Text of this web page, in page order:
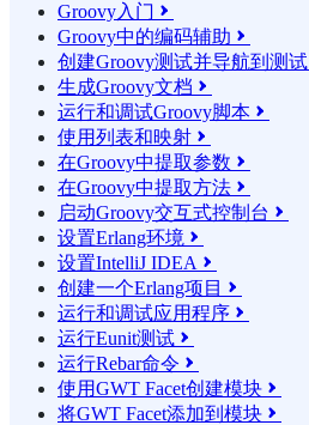
Groovy入门 
Groovy中的编码辅助 
创建Groovy测试并导航到测试
生成Groovy文档 
运行和调试Groovy脚本 
使用列表和映射 
在Groovy中提取参数 
在Groovy中提取方法 
启动Groovy交互式控制台 
设置Erlang环境 
设置IntelliJ IDEA 
创建一个Erlang项目 
运行和调试应用程序 
运行Eunit测试 
运行Rebar命令 
使用GWT Facet创建模块 
将GWT Facet添加到模块 